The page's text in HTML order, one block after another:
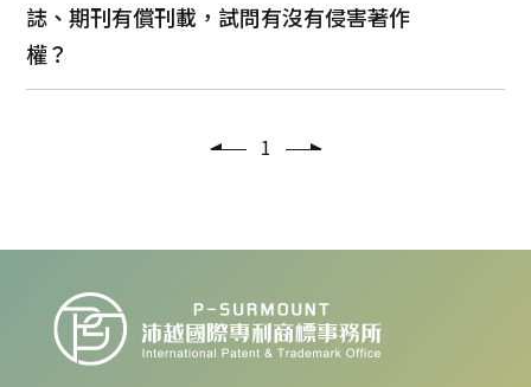
誌、期刊有償刊載，試問有沒有侵害著作
權？
1